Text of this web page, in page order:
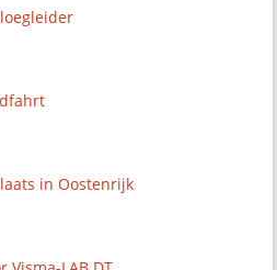
in Oostenrijk